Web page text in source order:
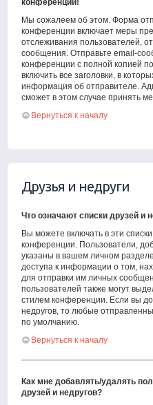
конференции!
Мы сожалеем об этом. Форма
конференции включает меры
отслеживания пользователей,
сообщения. Отправьте email-
конференции с полной копией
включить все заголовки, в
информация об отправителе.
сможет в этом случае принять
Вернуться к началу
Друзья и недруги
Что означают списки друзей и
Вы можете включать в эти
конференции. Пользователи,
указаны в вашем личном
доступа к информации о том,
для отправки им личных
пользователей также могут
стилем конференции. Если вы
недругов, то любые
по умолчанию.
Вернуться к началу
Как мне добавлять/удалять
друзей и недругов?